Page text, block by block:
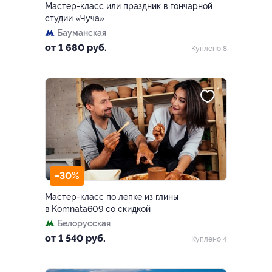
Мастер-класс или праздник в гончарной
студии «Чуча»
Бауманская
от 1 680 руб. Куплено 8
–30%
Мастер-класс по лепке из глины
в Komnata609 со скидкой
Белорусская
от 1 540 руб. Куплено 4